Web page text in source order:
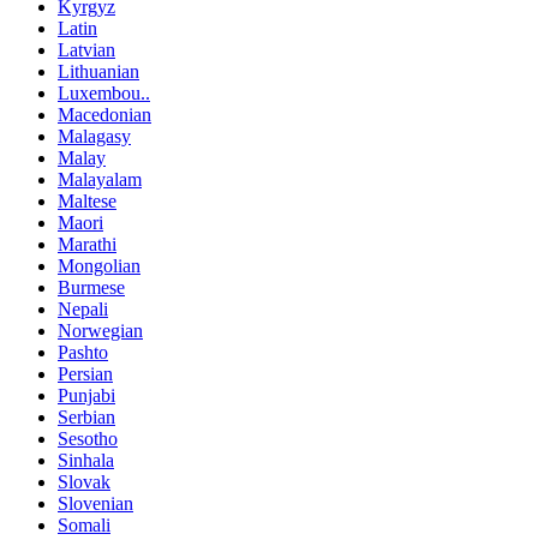
Kyrgyz
Latin
Latvian
Lithuanian
Luxembou..
Macedonian
Malagasy
Malay
Malayalam
Maltese
Maori
Marathi
Mongolian
Burmese
Nepali
Norwegian
Pashto
Persian
Punjabi
Serbian
Sesotho
Sinhala
Slovak
Slovenian
Somali